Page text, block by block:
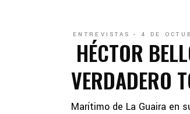
ENTREVISTAS 4 DE
HÉCTOR
VERDADERO
Marítimo de La Guaira en